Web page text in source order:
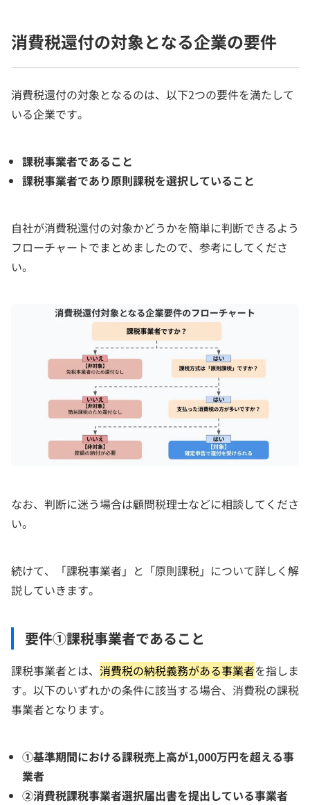
消費税還付の対象となる企業の要件
消費税還付の対象となるのは、以下2つの要件を満たして
いる企業です。
課税事業者であること
課税事業者であり原則課税を選択していること
自社が消費税還付の対象かどうかを簡単に判断できるよう
フローチャートでまとめましたので、参考にしてくださ
い。
なお、判断に迷う場合は顧問税理士などに相談してくださ
い。
続けて、「課税事業者」と「原則課税」について詳しく解
説していきます。
要件①課税事業者であること
課税事業者とは、 消費税の納税義務がある事業者を指しま
す。以下のいずれかの条件に該当する場合、消費税の課税
事業者となります。
①基準期間における課税売上高が1,000万円を超える事
業者
②消費税課税事業者選択届出書を提出している事業者